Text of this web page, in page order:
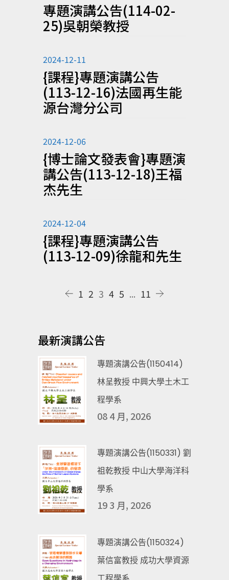
專題演講公告(114-02-
25)吳朝榮教授
2024-12-11
{課程}專題演講公告
(113-12-16)法國再生能
源台灣分公司
2024-12-06
{博士論文發表會}專題演
講公告(113-12-18)王福
杰先生
2024-12-04
{課程}專題演講公告
(113-12-09)徐龍和先生
1 2 3 4 5 ... 11
最新演講公告
專題演講公告(1150414)
林呈教授 中興大學土木工
程學系
08 4 月, 2026
專題演講公告(1150331) 劉
祖乾教授 中山大學海洋科
學系
19 3 月, 2026
專題演講公告(1150324)
葉信富教授 成功大學資源